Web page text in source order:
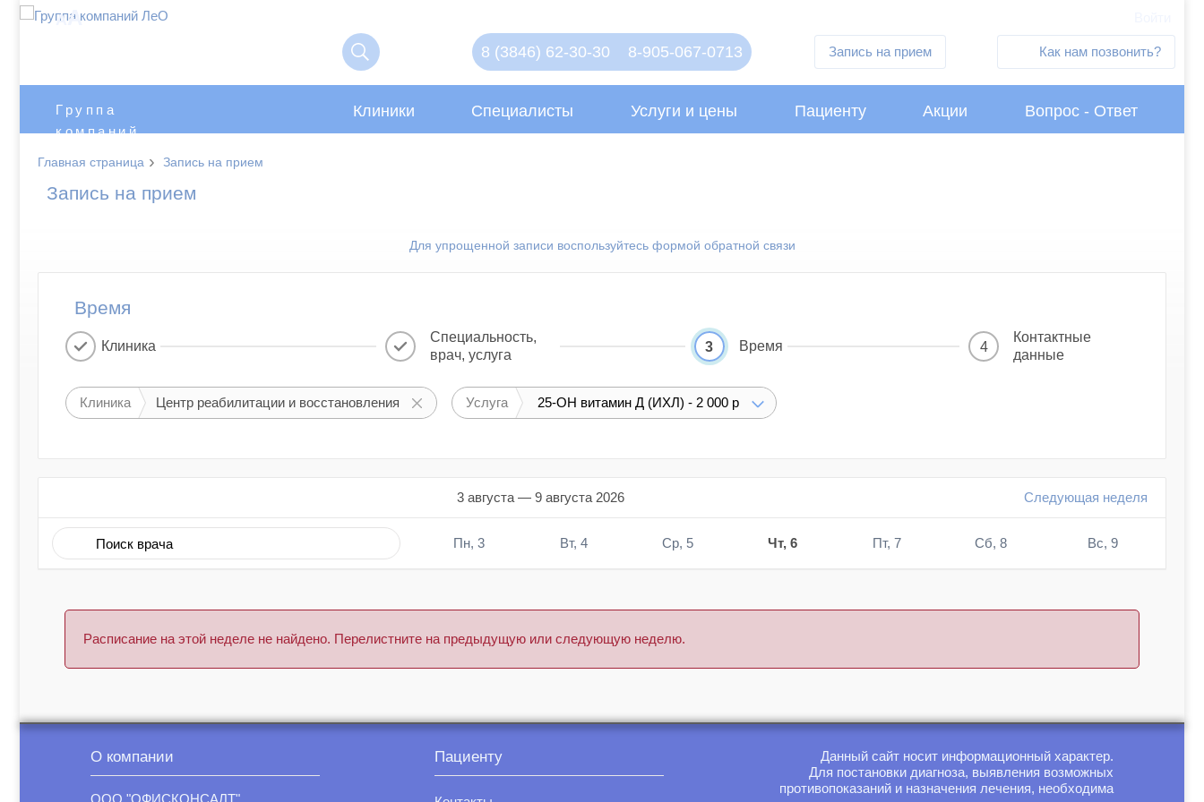
AA
Группа
компаний
8 (3846) 62-30-30 8-905-067-0713 Запись на прием Как нам позвонить?
Клиники Специалисты Услуги и цены Пациенту Акции Вопрос - Ответ
Главная страница › Запись на прием
Запись на прием
Для упрощенной записи воспользуйтесь формой обратной связи
Время
Клиника
Специальность,
врач, услуга
3 Время 4
Контактные
данные
Клиника Центр реабилитации и восстановления Услуга 25-ОН витамин Д (ИХЛ) - 2 000 р
Следующая неделя
3 августа — 9 августа 2026
Пн, 3 Вт, 4 Ср, 5 Чт, 6 Пт, 7 Сб, 8 Вс, 9
Расписание на этой неделе не найдено. Перелистните на предыдущую или следующую неделю.
О компании Пациенту
Данный сайт носит информационный характер.
Для постановки диагноза, выявления возможных
противопоказаний и назначения лечения, необходима